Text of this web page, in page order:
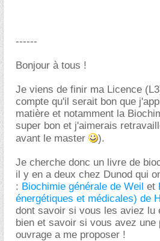
------
Bonjour à tous !
Je viens de finir ma Licence
compte qu'il serait bon que
matière et notamment la
super bon et j'aimerais
avant le master
).
Je cherche donc un livre de
il y en a deux chez Dunod qui
: Biochimie générale de Weil et
énergétiques et médicales) de
dont savoir si vous les aviez lu
bien et savoir si vous avez une
ouvrage a me proposer !